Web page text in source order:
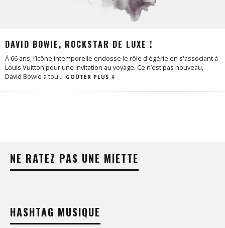
DAVID BOWIE, ROCKSTAR DE LUXE !
À 66 ans, l’icône intemporelle endosse le rôle d'égérie en s'associant à
Louis Vuitton pour une Invitation au voyage. Ce n’est pas nouveau,
David Bowie a tou... GOÛTER PLUS ⇩
NE RATEZ PAS UNE MIETTE
HASHTAG MUSIQUE